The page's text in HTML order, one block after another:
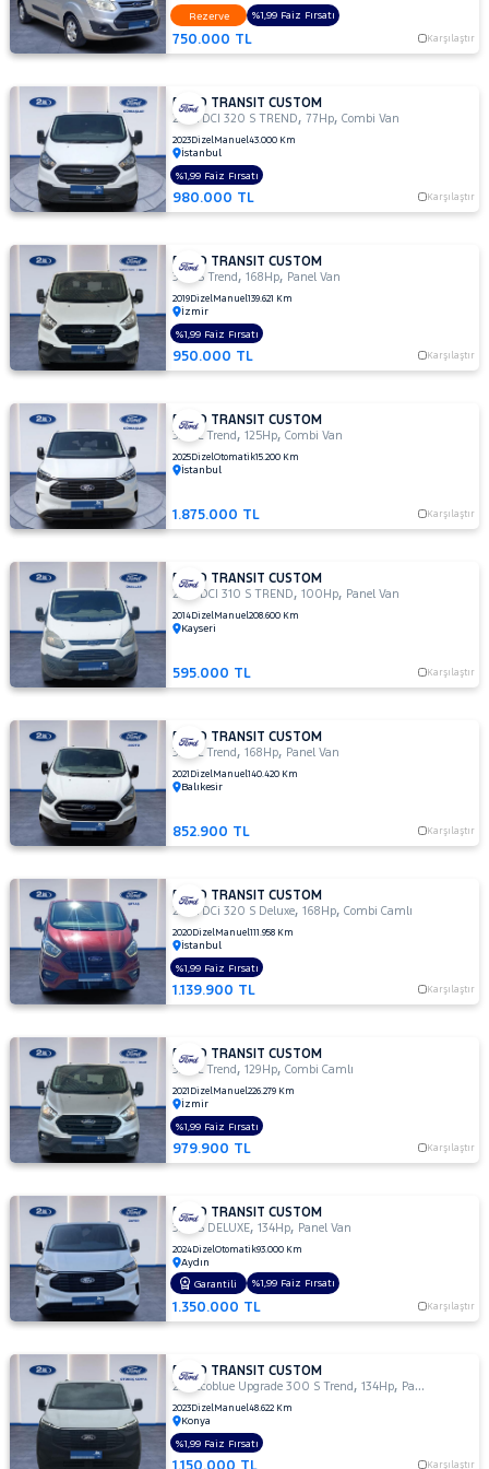
TDCI
310 L
TREND
2.2
TDCI
310 S
DELUX
2.2
TDCI
310 S
TREND
310
S
Trend
320 S
320L
2.0L
EcoBlue
340 L
Trend
Trend
340L
2.0L
Upgrade
Trend
HONDA
HYUNDAI
ISUZU
Iveco
JEEP
KIA
LANCIA
MAN
BENZ
MITSUBISHI
MOTORSIKLET
NISSAN
OPEL
PEUGEOT
RENAULT
SEAT
SKODA
SSANGYONG
SUBARU
TESLA
TOYOTA
750.000 TL Karşılaştır
Rezerve %1,99 Faiz Fırsatı
FORD TRANSIT CUSTOM
2.0 TDCI 320 S TREND,77Hp,Combi Van
2023DizelManuel43.000 Km
İstanbul
980.000 TL Karşılaştır
%1,99 Faiz Fırsatı
FORD TRANSIT CUSTOM
340 S Trend ,168Hp, Panel Van
2019DizelManuel139.621 Km
İzmir
950.000 TL Karşılaştır
%1,99 Faiz Fırsatı
FORD TRANSIT CUSTOM
320 L Trend ,125Hp,Combi Van
2025DizelOtomatik15.200 Km
İstanbul
1.875.000 TL Karşılaştır
FORD TRANSIT CUSTOM
2.2 TDCI 310 S TREND,100Hp, Panel Van
2014DizelManuel208.600 Km
Kayseri
595.000 TL Karşılaştır
FORD TRANSIT CUSTOM
320 L Trend ,168Hp, Panel Van
2021 DizelManuel140.420 Km
Balıkesir
852.900 TL Karşılaştır
FORD TRANSIT CUSTOM
2.0 TDCi 320 S Deluxe,168Hp,Combi Camlı
2020DizelManuel111.958 Km
İstanbul
1.139.900 TL Karşılaştır
%1,99 Faiz Fırsatı
FORD TRANSIT CUSTOM
320 L Trend ,129Hp,Combi Camlı
2021 DizelManuel226.279 Km
İzmir
979.900 TL Karşılaştır
%1,99 Faiz Fırsatı
FORD TRANSIT CUSTOM
320 S DELUXE,134Hp, Panel Van
2024DizelOtomatik93.000 Km
Aydın
1.350.000 TL Karşılaştır
Garantili %1,99 Faiz Fırsatı
FORD TRANSIT CUSTOM
2.0 Ecoblue Upgrade 300 S Trend ,134Hp, Panel Van
2023DizelManuel48.622 Km
Konya
Karşılaştır
%1,99 Faiz Fırsatı